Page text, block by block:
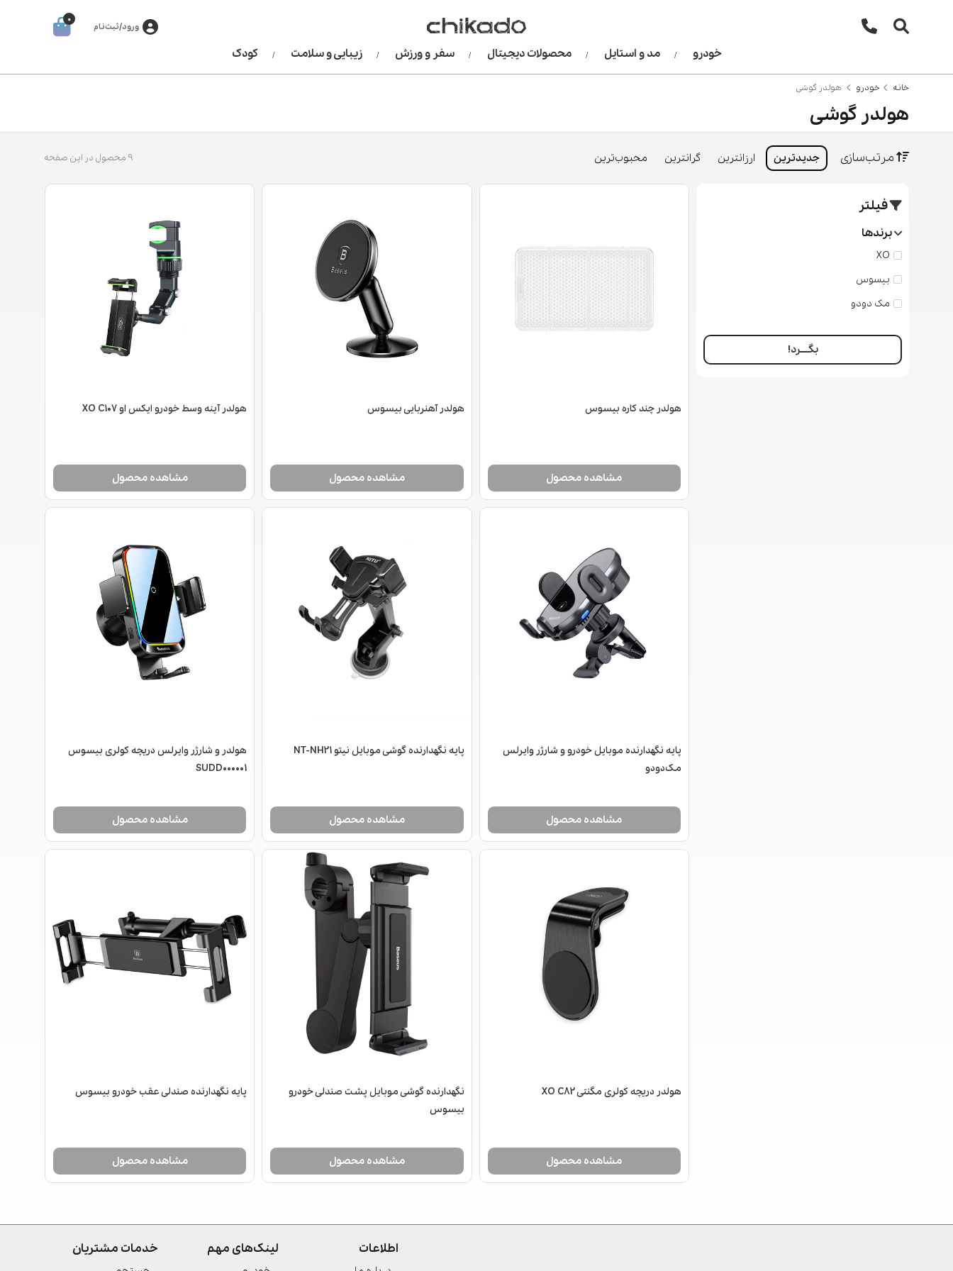
ورود/ثبت‌نام
0
خودرو مد و استایل محصولات دیجیتال سفر و ورزش زیبایی و سلامت کودک
خانه خودرو هولدر گوشی
هولدر گوشی
9 محصول در این صفحه مرتب‌سازی جدیدترین ارزانترین گرانترین محبوب‌ترین
فیلتر
برندها
XO
بیسوس
مک دودو
بگــــرد!
هولدر چند کاره بیسوس
مشاهده محصول
هولدر آهنربایی بیسوس
مشاهده محصول
هولدر آینه وسط خودرو ایکس او XO C107
مشاهده محصول
پایه نگهدارنده موبایل خودرو و شارژر وایرلس
مک‌دودو
مشاهده محصول
پایه نگهدارنده گوشی موبایل نیتو NT-NH21
مشاهده محصول
هولدر و شارژر وایرلس دریچه کولری بیسوس
SUDD000001
مشاهده محصول
هولدر دریچه کولری مگنتی XO C82
مشاهده محصول
نگهدارنده گوشی موبایل پشت صندلی خودرو
بیسوس
مشاهده محصول
پایه نگهدارنده صندلی عقب خودرو بیسوس
مشاهده محصول
اطلاعات لینک‌های مهم خدمات مشتریان